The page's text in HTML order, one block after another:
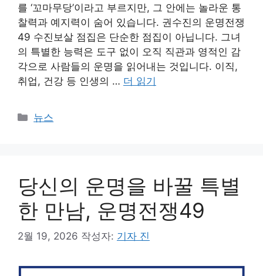
를 ‘꼬마무당’이라고 부르지만, 그 안에는 놀라운 통
찰력과 예지력이 숨어 있습니다. 권수진의 운명전쟁
49 수진보살 점집은 단순한 점집이 아닙니다. 그녀
의 특별한 능력은 도구 없이 오직 직관과 영적인 감
각으로 사람들의 운명을 읽어내는 것입니다. 이직,
취업, 건강 등 인생의 … 더 읽기
카
뉴스
당신의 운명을 바꿀 특별
한 만남, 운명전쟁49
2월 19, 2026 작성자: 기자 진